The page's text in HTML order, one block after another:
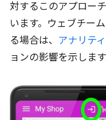
対するこのアプロー
います。ウェブチー
る場合は、 アナリテ
ョンの影響を示します